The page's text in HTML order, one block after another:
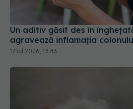
agravează inflamația colonului